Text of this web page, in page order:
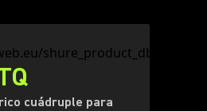
cuádruple para